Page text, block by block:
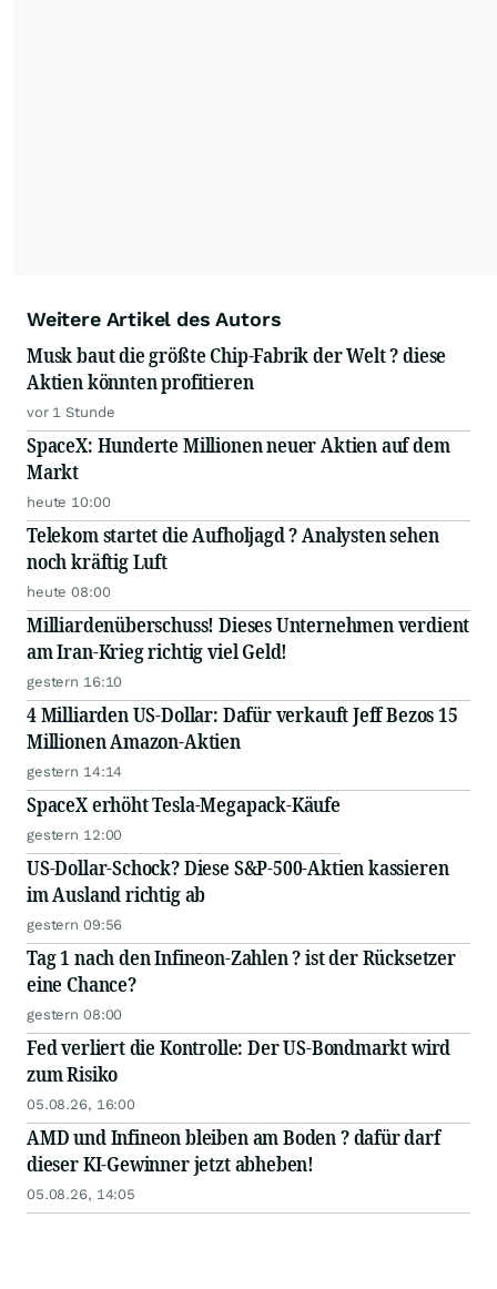
Weitere Artikel des Autors
Musk baut die größte Chip-Fabrik der Welt ? diese
Aktien könnten profitieren
vor 1 Stunde
SpaceX: Hunderte Millionen neuer Aktien auf dem
Markt
heute 10:00
Telekom startet die Aufholjagd ? Analysten sehen
noch kräftig Luft
heute 08:00
Milliardenüberschuss! Dieses Unternehmen verdient
am Iran-Krieg richtig viel Geld!
gestern 16:10
4 Milliarden US-Dollar: Dafür verkauft Jeff Bezos 15
Millionen Amazon-Aktien
gestern 14:14
SpaceX erhöht Tesla-Megapack-Käufe
gestern 12:00
US-Dollar-Schock? Diese S&P-500-Aktien kassieren
im Ausland richtig ab
gestern 09:56
Tag 1 nach den Infineon-Zahlen ? ist der Rücksetzer
eine Chance?
gestern 08:00
Fed verliert die Kontrolle: Der US-Bondmarkt wird
zum Risiko
05.08.26, 16:00
AMD und Infineon bleiben am Boden ? dafür darf
dieser KI-Gewinner jetzt abheben!
05.08.26, 14:05